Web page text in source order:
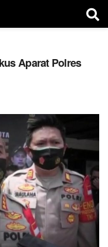
Aparat Polres